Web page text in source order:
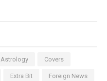
Astrology Covers
Extra Bit Foreign News